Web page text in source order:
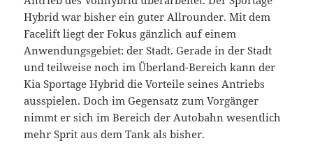
Hybrid war bisher ein guter Allrounder. Mit dem
Facelift liegt der Fokus gänzlich auf einem
Anwendungsgebiet: der Stadt. Gerade in der Stadt
und teilweise noch im Überland-Bereich kann der
Kia Sportage Hybrid die Vorteile seines Antriebs
ausspielen. Doch im Gegensatz zum Vorgänger
nimmt er sich im Bereich der Autobahn wesentlich
mehr Sprit aus dem Tank als bisher.